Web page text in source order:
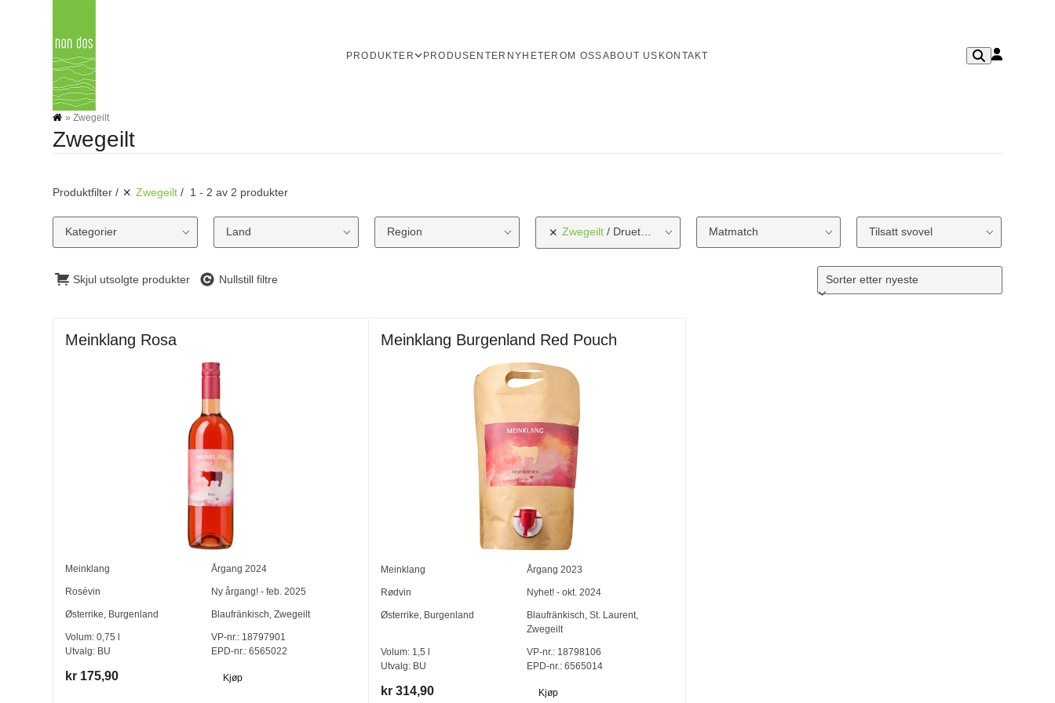
PRODUKTER PRODUSENTER NYHETER OM OSSABOUT US KONTAKT
»Zwegeilt
Zwegeilt
Produktfilter Zwegeilt 1 - 2 av 2 produkter
Kategorier Land Region Zwegeilt Druetype Matmatch Tilsatt svovel
Skjul utsolgte produkter Nullstill filtre
Meinklang Rosa
Meinklang Årgang 2024
Rosévin Ny årgang! - feb. 2025
Østerrike, Burgenland Blaufränkisch, Zwegeilt
Volum:0,75
Utvalg: BU
VP-nr.:18797901
EPD-nr.: 6565022
kr 175,90 Kjøp
Meinklang Burgenland Red Pouch
Meinklang Årgang2023
Rødvin Nyhet! - okt. 2024
Østerrike Burgenland Blaufränkisch ,St. Laurent
Zwegeilt
Volum: 1,5 l
Utvalg: BU
VP-nr.: 18798106
EPD-nr.: 6565014
kr 314,90 Kjøp